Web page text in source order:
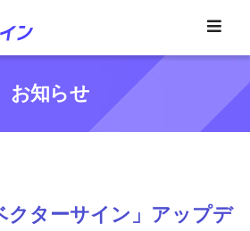
お知らせ
クターサイン」アップデ